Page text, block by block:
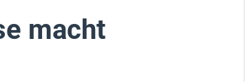
macht